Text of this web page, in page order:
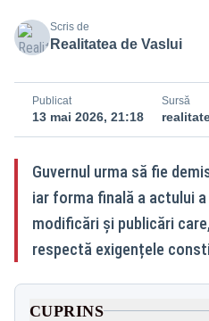
Scris de
Realitatea de Vaslui
Publicat
13 mai 2026, 21:18
Sursă
Guvernul urma să fie
iar forma finală a actului
modificări și publicări
respectă exigențele
CUPRINS